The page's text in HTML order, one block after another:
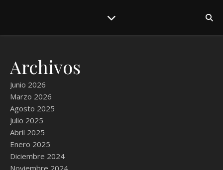
Archivos
Junio 2026
Marzo 2026
Agosto 2025
Julio 2025
Abril 2025
Enero 2025
Diciembre 2024
Noviembre 2024